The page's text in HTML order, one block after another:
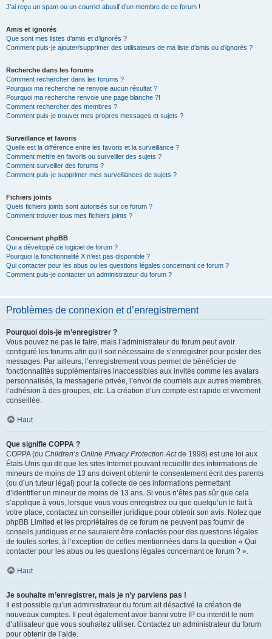
J’ai reçu un spam ou un courriel abusif d’un membre de ce forum !
Amis et ignorés
Que sont mes listes d’amis et d’ignorés ?
Comment puis-je ajouter/supprimer des utilisateurs de ma liste d’amis ou d’ignorés ?
Recherche dans les forums
Comment rechercher dans les forums ?
Pourquoi ma recherche ne renvoie aucun résultat ?
Pourquoi ma recherche renvoie une page blanche ?!
Comment rechercher des membres ?
Comment puis-je trouver mes propres messages et sujets ?
Surveillance et favoris
Quelle est la différence entre les favoris et la surveillance ?
Comment mettre en favoris ou surveiller des sujets ?
Comment surveiller des forums ?
Comment puis-je supprimer mes surveillances de sujets ?
Fichiers joints
Quels fichiers joints sont autorisés sur ce forum ?
Comment trouver tous mes fichiers joints ?
Concernant phpBB
Qui a développé ce logiciel de forum ?
Pourquoi la fonctionnalité X n’est pas disponible ?
Qui contacter pour les abus ou les questions légales concernant ce forum ?
Comment puis-je contacter un administrateur du forum ?
Problèmes de connexion et d’enregistrement
Pourquoi dois-je m’enregistrer ?
Vous pouvez ne pas le faire, mais l’administrateur du forum peut avoir
configuré les forums afin qu’il soit nécessaire de s’enregistrer pour poster des
messages. Par ailleurs, l’enregistrement vous permet de bénéficier de
fonctionnalités supplémentaires inaccessibles aux invités comme les avatars
personnalisés, la messagerie privée, l’envoi de courriels aux autres membres,
l’adhésion à des groupes, etc. La création d’un compte est rapide et vivement
conseillée.
Haut
Que signifie COPPA ?
COPPA (ou Children’s Online Privacy Protection Actde 1998) est une loi aux
États-Unis qui dit que les sites Internet pouvant recueillir des informations de
mineurs de moins de 13 ans doivent obtenir le consentement écrit des parents
(ou d’un tuteur légal) pour la collecte de ces informations permettant
d’identifier un mineur de moins de 13 ans. Si vous n’êtes pas sûr que cela
s’applique à vous, lorsque vous vous enregistrez ou que quelqu’un le fait à
votre place, contactez un conseiller juridique pour obtenir son avis. Notez que
phpBB Limited et les propriétaires de ce forum ne peuvent pas fournir de
conseils juridiques et ne sauraient être contactés pour des questions légales
de toutes sortes, à l’exception de celles mentionnées dans la question « Qui
contacter pour les abus ou les questions légales concernant ce forum ? ».
Haut
Je souhaite m’enregistrer, mais je n’y parviens pas !
Il est possible qu’un administrateur du forum ait désactivé la création de
nouveaux comptes. Il peut également avoir banni votre IP ou interdit le nom
d’utilisateur que vous souhaitez utiliser. Contactez un administrateur du forum
pour obtenir de l’aide.